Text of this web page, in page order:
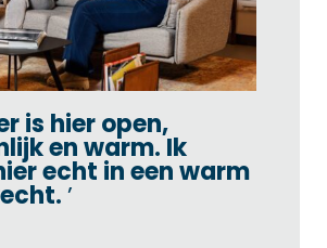
is hier open,
en warm. Ik
echt in een warm